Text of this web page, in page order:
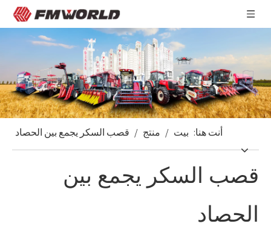
أنت هنا: بيت / منتج / قصب السكر يجمع بين الحصاد
قصب السكر يجمع بين
الحصاد